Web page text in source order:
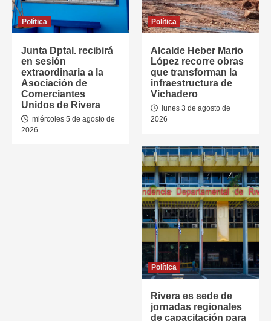
Política
Junta Dptal. recibirá
en sesión
extraordinaria a la
Asociación de
Comerciantes
Unidos de Rivera
miércoles 5 de agosto de
2026
Política
Alcalde Heber Mario
López recorre obras
que transforman la
infraestructura de
Vichadero
lunes 3 de agosto de
2026
Política
Rivera es sede de
jornadas regionales
de capacitación para